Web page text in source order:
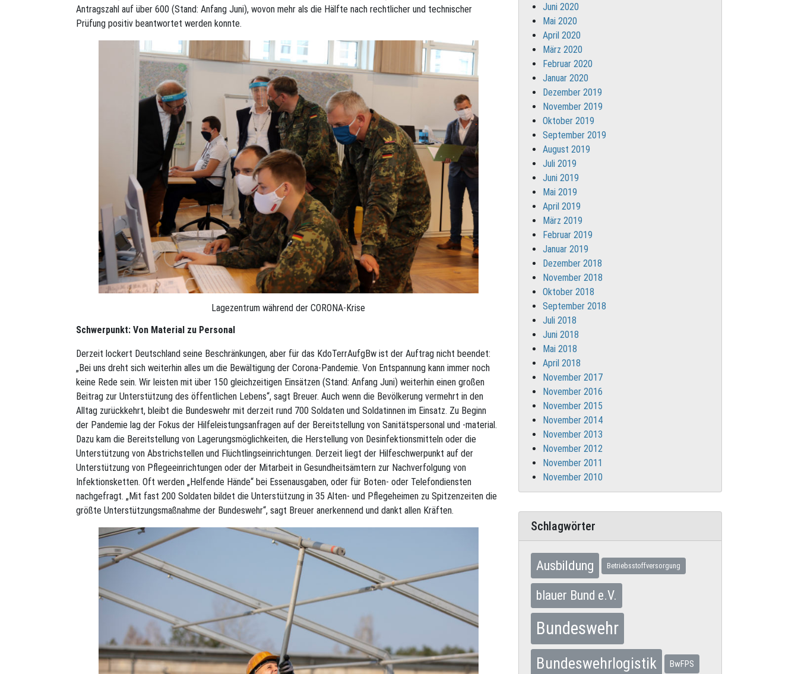
Antragszahl auf über 600 (Stand: Anfang Juni), wovon mehr als die Hälfte nach rechtlicher und technischer
Prüfung positiv beantwortet werden konnte.
Lagezentrum während der CORONA-Krise
Schwerpunkt: Von Material zu Personal
Derzeit lockert Deutschland seine Beschränkungen, aber für das KdoTerrAufgBw ist der Auftrag nicht beendet:
„Bei uns dreht sich weiterhin alles um die Bewältigung der Corona-Pandemie. Von Entspannung kann immer noch
keine Rede sein. Wir leisten mit über 150 gleichzeitigen Einsätzen (Stand: Anfang Juni) weiterhin einen großen
Beitrag zur Unterstützung des öffentlichen Lebens“, sagt Breuer. Auch wenn die Bevölkerung vermehrt in den
Alltag zurückkehrt, bleibt die Bundeswehr mit derzeit rund 700 Soldaten und Soldatinnen im Einsatz. Zu Beginn
der Pandemie lag der Fokus der Hilfeleistungsanfragen auf der Bereitstellung von Sanitätspersonal und -material.
Dazu kam die Bereitstellung von Lagerungsmöglichkeiten, die Herstellung von Desinfektionsmitteln oder die
Unterstützung von Abstrichstellen und Flüchtlingseinrichtungen. Derzeit liegt der Hilfeschwerpunkt auf der
Unterstützung von Pflegeeinrichtungen oder der Mitarbeit in Gesundheitsämtern zur Nachverfolgung von
Infektionsketten. Oft werden „Helfende Hände“ bei Essenausgaben, oder für Boten- oder Telefondiensten
nachgefragt. „Mit fast 200 Soldaten bildet die Unterstützung in 35 Alten- und Pflegeheimen zu Spitzenzeiten die
größte Unterstützungsmaßnahme der Bundeswehr“, sagt Breuer anerkennend und dankt allen Kräften.
Juni 2020
Mai 2020
April 2020
März 2020
Februar 2020
Januar 2020
Dezember 2019
November 2019
Oktober 2019
September 2019
August 2019
Juli 2019
Juni 2019
Mai 2019
April 2019
März 2019
Februar 2019
Januar 2019
Dezember 2018
November 2018
Oktober 2018
September 2018
Juli 2018
Juni 2018
Mai 2018
April 2018
November 2017
November 2016
November 2015
November 2014
November 2013
November 2012
November 2011
November 2010
Schlagwörter
Ausbildung Betriebsstoffversorgung
blauer Bund e.V.
Bundeswehr
Bundeswehrlogistik BwFPS